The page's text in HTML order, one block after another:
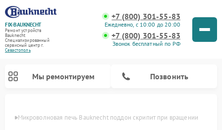
FIX-BAUKNECHT
Ремонт устройств
Bauknecht
Специализированный
cервисный центр г.
Севастополь
+7 (800) 301-55-83
Ежедневно, с 10:00 до 20:00
+7 (800) 301-55-83
Звонок бесплатный по РФ
Мы ремонтируем Позвонить
Микроволновая печь Bauknecht поддон скрипит при вращении